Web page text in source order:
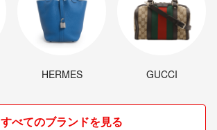
HERMES GUCCI
すべてのブランドを見る